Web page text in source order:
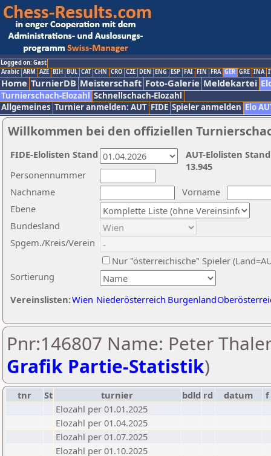
Logged on: Gast
Arabic ARM AZE BIH BUL CAT CHN CRO CZE DEN ENG ESP FAI FIN FRA GER GRE INA
Home TurnierDB Meisterschaft Foto-Galerie Meldekartei
Turnierschach-Elozahl Schnellschach-Elozahl
Allgemeines Turnier anmelden: AUT FIDE Spieler anmelden Elo
Willkommen bei den offiziellen
Nachname
Vorname
Ebene
Sortierung
Personennummer
Bundesland
Spgem./Kreis/Verein
Nur "österreichische" Spieler
Vereinslisten:Wien Niederösterreich Burgenland
AUT-Elolisten
13.945
FIDE-Elolisten Stand
Pnr:146807 Name: Peter
Grafik Partie-Statistik)
tnr St turnier bdld rd datum
f
Elozahl per 01.01.2025
Elozahl per 01.04.2025
Elozahl per 01.07.2025
Elozahl per 01.10.2025